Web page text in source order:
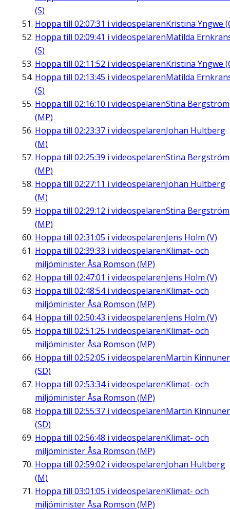
(S)
Hoppa till 02:07:31 i videospelarenKristina Yngwe
Hoppa till 02:09:41 i videospelarenMatilda
(S)
Hoppa till 02:11:52 i videospelarenKristina Yngwe
Hoppa till 02:13:45 i videospelarenMatilda
(S)
Hoppa till 02:16:10 i videospelarenStina Bergström
(MP)
Hoppa till 02:23:37 i videospelarenJohan Hultberg
(M)
Hoppa till 02:25:39 i videospelarenStina Bergström
(MP)
Hoppa till 02:27:11 i videospelarenJohan Hultberg
(M)
Hoppa till 02:29:12 i videospelarenStina Bergström
(MP)
Hoppa till 02:31:05 i videospelarenJens Holm (V)
Hoppa till 02:39:33 i videospelarenKlimat- och
miljöminister Åsa Romson (MP)
Hoppa till 02:47:01 i videospelarenJens Holm (V)
Hoppa till 02:48:54i videospelarenKlimat- och
miljöminister Åsa Romson (MP)
Hoppa till 02:50:43 i videospelarenJens Holm (V)
Hoppa till 02:51:25 i videospelarenKlimat- och
miljöminister Åsa Romson (MP)
Hoppa till 02:52:05 i videospelarenMartin
(SD)
Hoppa till 02:53:34i videospelarenKlimat- och
miljöminister Åsa Romson (MP)
Hoppa till 02:55:37 i videospelarenMartin
(SD)
Hoppa till 02:56:48 i videospelarenKlimat- och
miljöminister Åsa Romson (MP)
Hoppa till 02:59:02 i videospelarenJohan Hultberg
(M)
Hoppa till 03:01:05 i videospelarenKlimat- och
miljöminister Åsa Romson (MP)